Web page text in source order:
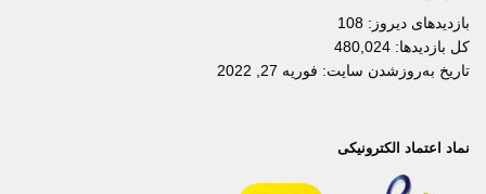
بازدیدهای دیروز: 108
کل بازدیدها: 480,024
تاریخ به‌روزشدن سایت: فوریه 27, 2022
نماد اعتماد الکترونیکی